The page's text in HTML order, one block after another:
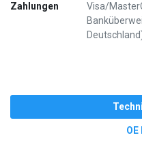
Zahlungen
Visa/